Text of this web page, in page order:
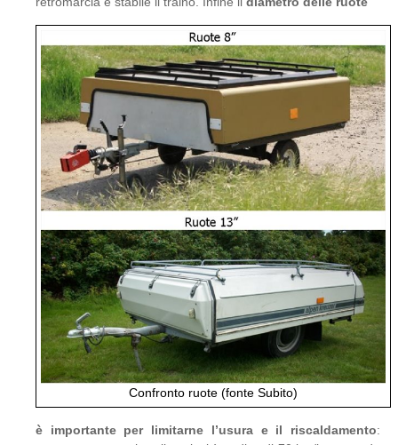
Confronto ruote (fonte Subito)
è importante per limitarne l’usura e il riscaldamento: